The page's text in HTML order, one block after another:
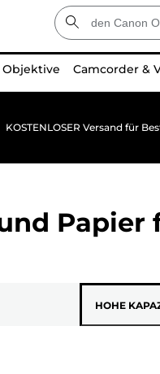
Objektive Camcorder &
KOSTENLOSER Versand für
Papier
HOHE